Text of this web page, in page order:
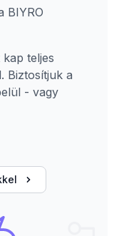
BIYRO
teljes
Biztosítjuk a
- vagy